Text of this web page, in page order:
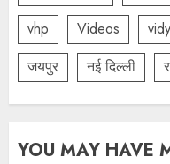
vhp
Videos
जयपुर
नई दिल्ली
YOU MAY HAVE